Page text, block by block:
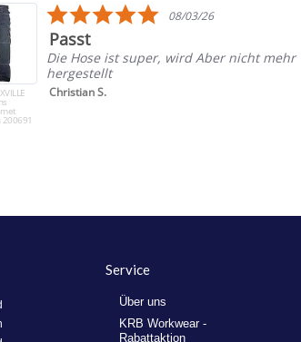
200691
5.0
star
08/03/26
Passt
Die Hose ist super, wird Aber nicht mehr
hergestellt
Christian S.
Service
Über uns
KRB Workwear -
Rabattaktion